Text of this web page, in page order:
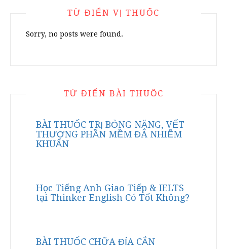
TỪ ĐIỂN VỊ THUỐC
Sorry, no posts were found.
TỪ ĐIỂN BÀI THUỐC
BÀI THUỐC TRỊ BỎNG NẶNG, VẾT
THƯƠNG PHẦN MỀM ĐÃ NHIỄM
KHUẨN
Học Tiếng Anh Giao Tiếp & IELTS
tại Thinker English Có Tốt Không?
BÀI THUỐC CHỮA ĐỈA CẮN